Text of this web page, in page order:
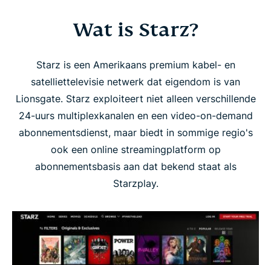
Wat is Starz?
Starz is een Amerikaans premium kabel- en
satelliettelevisie netwerk dat eigendom is van
Lionsgate. Starz exploiteert niet alleen verschillende
24-uurs multiplexkanalen en een video-on-demand
abonnementsdienst, maar biedt in sommige regio's
ook een online streamingplatform op
abonnementsbasis aan dat bekend staat als
Starzplay.